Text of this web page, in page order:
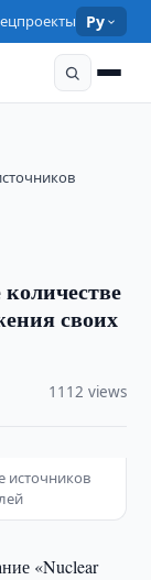
Ру
своих
1112 views
источников
«Nuclear